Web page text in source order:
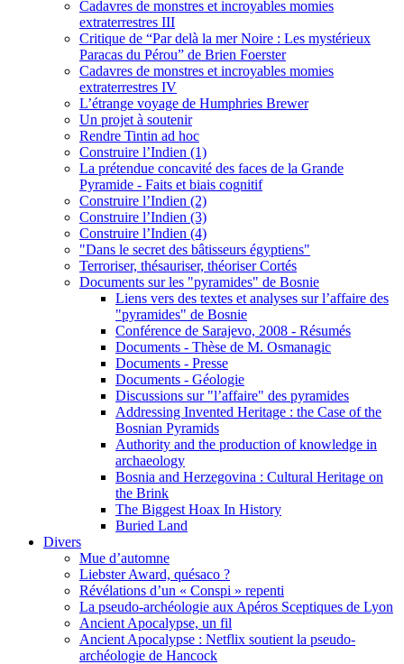
Cadavres de monstres et incroyables momies
extraterrestres III
Critique de “Par delà la mer Noire : Les mystérieux
Paracas du Pérou” de Brien Foerster
Cadavres de monstres et incroyables momies
extraterrestres IV
L’étrange voyage de Humphries Brewer
Un projet à soutenir
Rendre Tintin ad hoc
Construire l’Indien (1)
La prétendue concavité des faces de la Grande
Pyramide - Faits et biais cognitif
Construire l’Indien (2)
Construire l’Indien (3)
Construire l’Indien (4)
"Dans le secret des bâtisseurs égyptiens"
Terroriser, thésauriser, théoriser Cortés
Documents sur les "pyramides" de Bosnie
Liens vers des textes et analyses sur l’affaire des
"pyramides" de Bosnie
Conférence de Sarajevo, 2008 - Résumés
Documents - Thèse de M. Osmanagic
Documents - Presse
Documents - Géologie
Discussions sur "l’affaire" des pyramides
Addressing Invented Heritage : the Case of the
Bosnian Pyramids
Authority and the production of knowledge in
archaeology
Bosnia and Herzegovina : Cultural Heritage on
the Brink
The Biggest Hoax In History
Buried Land
Divers
Mue d’automne
Liebster Award, quésaco ?
Révélations d’un « Conspi » repenti
La pseudo-archéologie aux Apéros Sceptiques de Lyon
Ancient Apocalypse, un fil
Ancient Apocalypse : Netflix soutient la pseudo-
archéologie de Hancock